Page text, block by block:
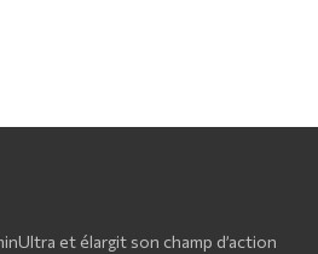
et élargit son champ d’action